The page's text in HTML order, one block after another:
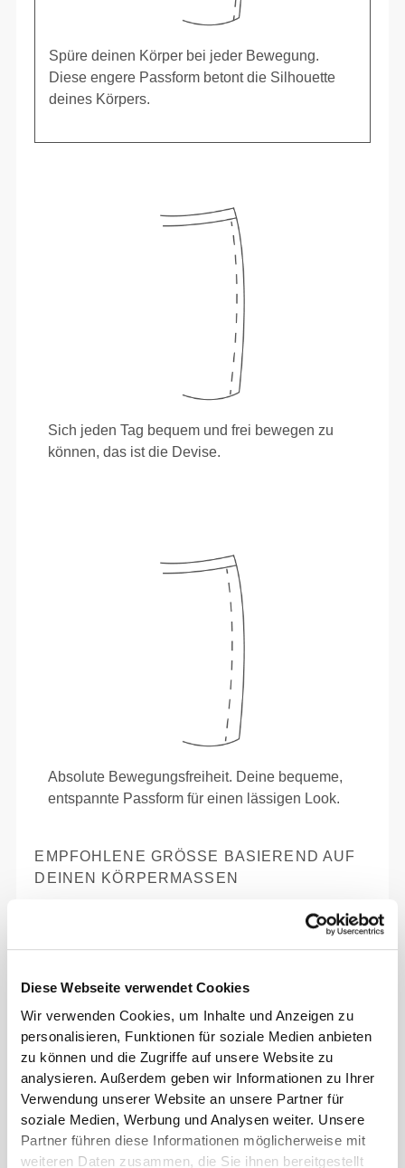
Diese Webseite verwendet Cookies
Wir verwenden Cookies, um Inhalte und Anzeigen zu
personalisieren, Funktionen für soziale Medien anbieten
zu können und die Zugriffe auf unsere Website zu
analysieren. Außerdem geben wir Informationen zu Ihrer
Verwendung unserer Website an unsere Partner für
soziale Medien, Werbung und Analysen weiter. Unsere
Partner führen diese Informationen möglicherweise mit
weiteren Daten zusammen, die Sie ihnen bereitgestellt
Spüre deinen Körper bei jeder Bewegung.
Diese engere Passform betont die Silhouette
deines Körpers.
Sich jeden Tag bequem und frei bewegen zu
können, das ist die Devise.
Absolute Bewegungsfreiheit. Deine bequeme,
entspannte Passform für einen lässigen Look.
EMPFOHLENE GRÖSSE BASIEREND AUF D
EINEN KÖRPERMASSEN
GRÖSSE
(cm)/(in)
(cm)/(in)
INNEN-
SAUM
gemessen
(cm)/(in)
XS
56 - 64
- 25"
32"5/16- 35"
7/16
77
S
64 - 72
90 - 98
35"
7/16 - 38" 5/8
77.5
30"